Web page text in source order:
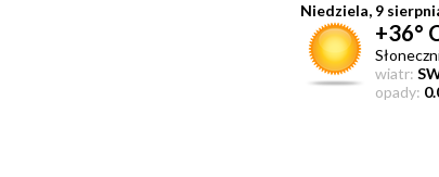
Niedziela, 9
+36°
wiatr:
opady: